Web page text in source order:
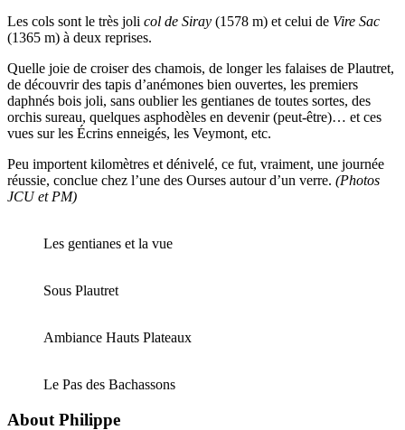
Les cols sont le très joli col de Siray (1578 m) et celui de Vire Sac
(1365 m) à deux reprises.
Quelle joie de croiser des chamois, de longer les falaises de Plautret,
de découvrir des tapis d’anémones bien ouvertes, les premiers
daphnés bois joli, sans oublier les gentianes de toutes sortes, des
orchis sureau, quelques asphodèles en devenir (peut-être)… et ces
vues sur les Écrins enneigés, les Veymont, etc.
Peu importent kilomètres et dénivelé, ce fut, vraiment, une journée
réussie, conclue chez l’une des Ourses autour d’un verre. (Photos
JCU et PM)
Les gentianes et la vue
Sous Plautret
Ambiance Hauts Plateaux
Le Pas des Bachassons
About Philippe